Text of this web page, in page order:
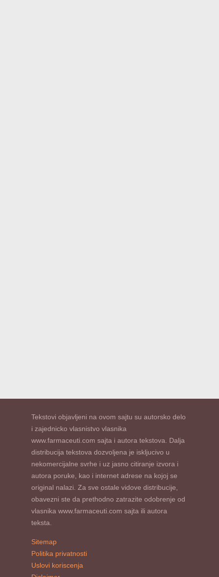
Tekstovi objavljeni na ovom sajtu su autorsko delo
i zajednicko vlasnistvo vlasnika
www.farmaceuti.com sajta i autora tekstova. Dalja
distribucija tekstova dozvoljena je iskljucivo u
nekomercijalne svrhe i uz jasno citiranje izvora i
autora poruke, kao i internet adrese na kojoj se
original nalazi. Za sve ostale vidove distribucije,
obavezni ste da prethodno zatrazite odobrenje od
vlasnika www.farmaceuti.com sajta ili autora
teksta.
Sitemap
Politika privatnosti
Uslovi koriscenja